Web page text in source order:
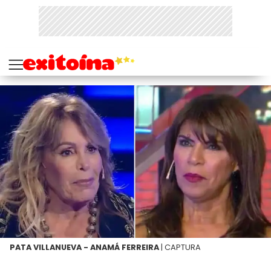
PATA VILLANUEVA - ANAMÁ FERREIRA | CAPTURA